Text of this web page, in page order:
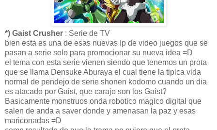
*) Gaist Crusher : Serie de TV
bien esta es una de esas nuevas Ip de video juegos que se
pasan a serie solo para promocionar su nueva idea =D
el tema con esta serie vienen siendo que tenemos un prota
que se llama Densuke Aburaya el cual tiene la tipica vida
normal de pendejo de serie shonen kodomo cuando un dia
es atacado por Gaist, que carajo son los Gaist?
Basicamente monstruos onda robotico magico digital que
salen de anda a saver donde y amenasan la paz y esas
mariconadas =D